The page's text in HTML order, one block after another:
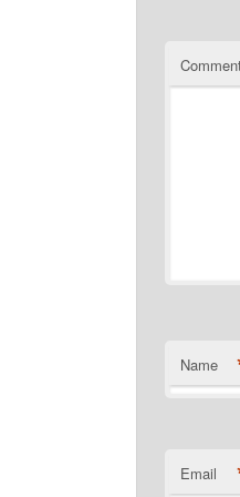
Name
Email